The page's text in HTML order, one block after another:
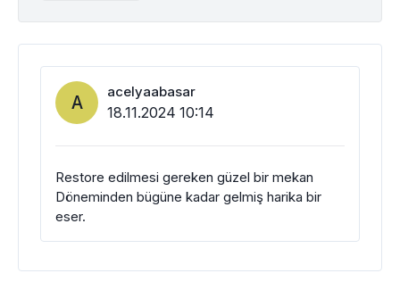
A acelyaabasar
18.11.2024 10:14
Restore edilmesi gereken güzel bir mekan
Döneminden bügüne kadar gelmiş harika bir
eser.